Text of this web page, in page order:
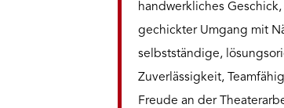
handwerkliches
gechickter Umgang mit
selbstständige,
Zuverlässigkeit,
Freude an der